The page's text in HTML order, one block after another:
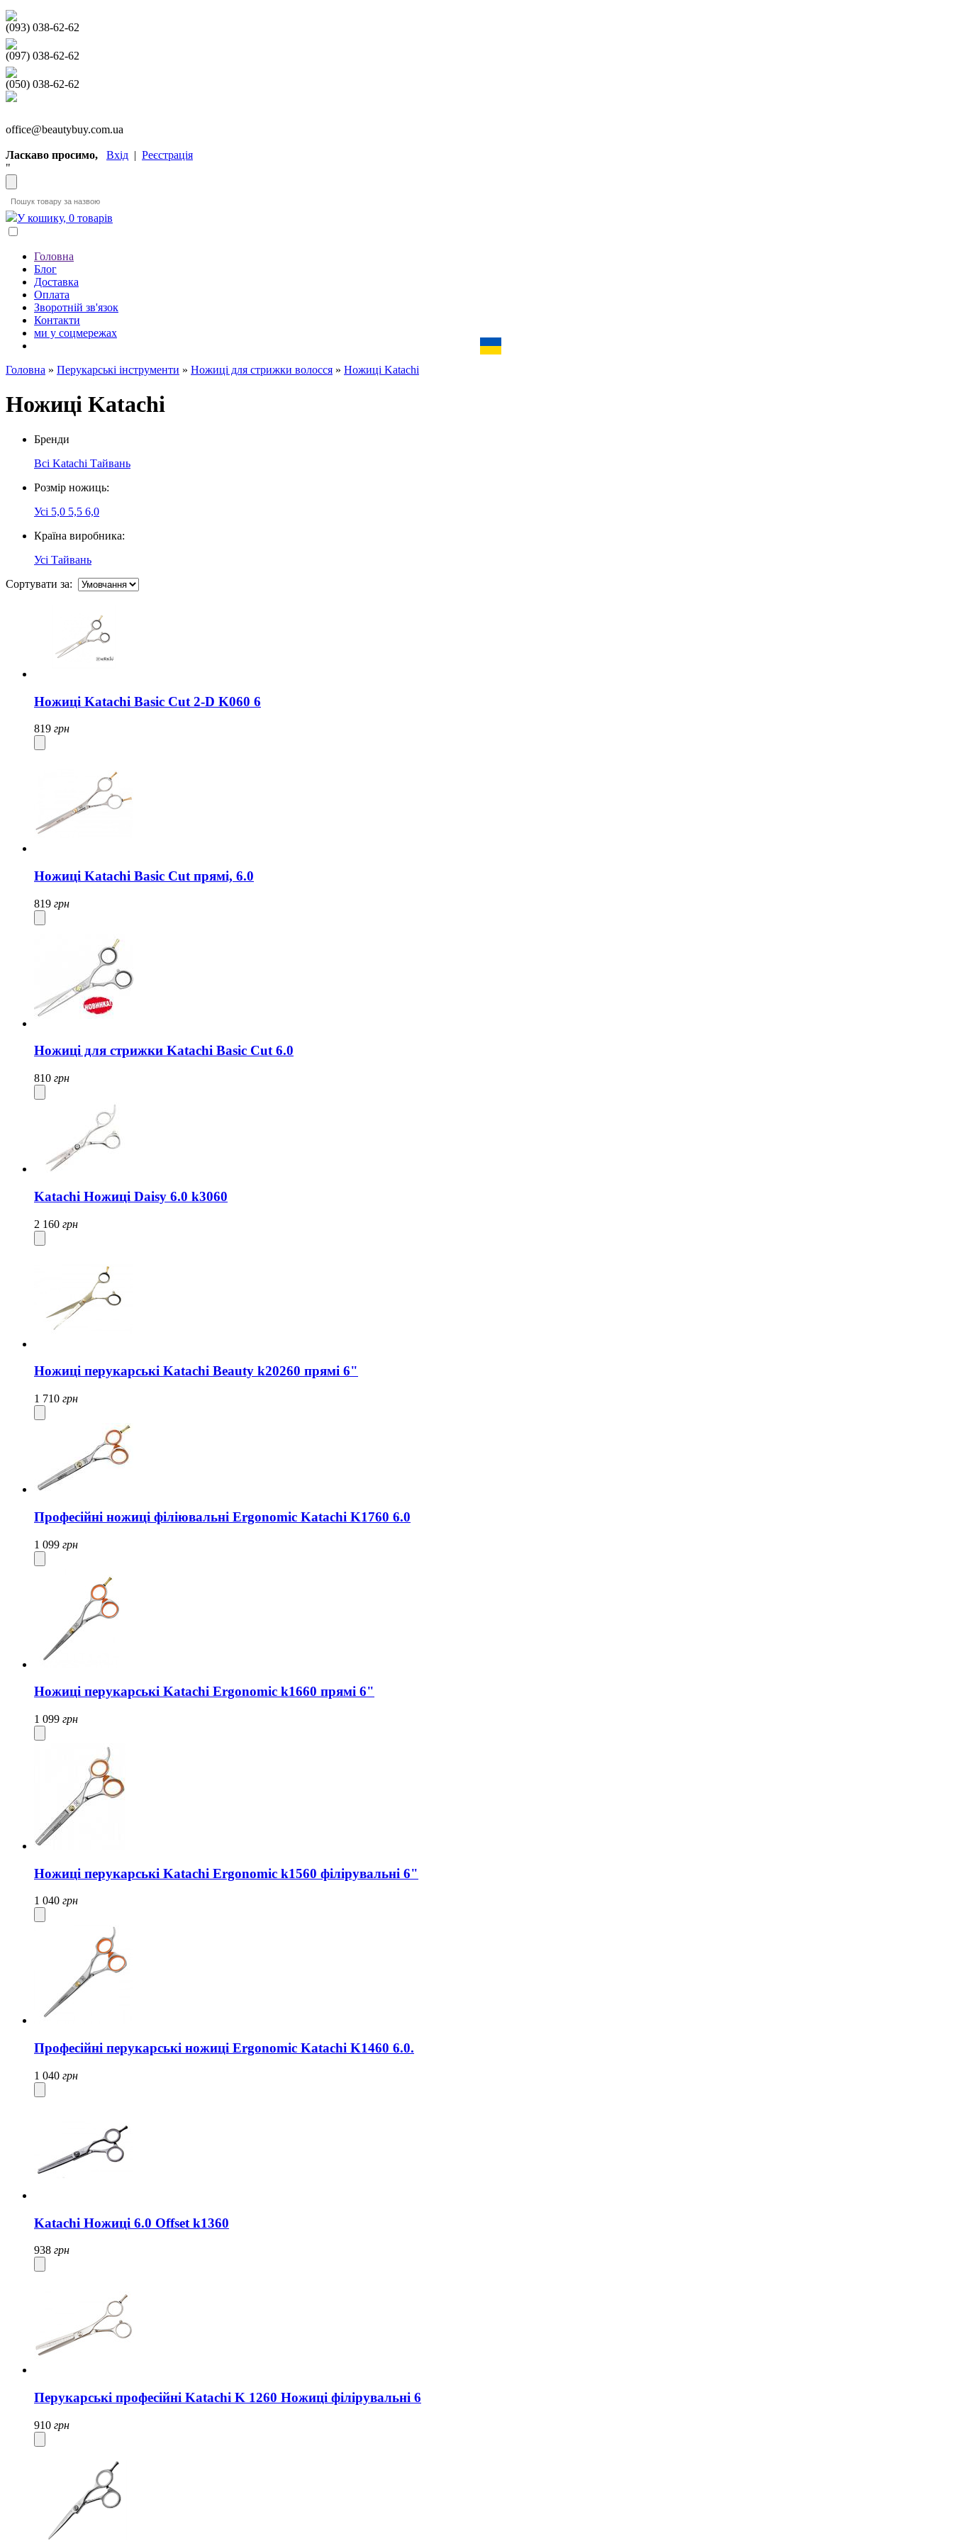
(093) 038-62-62
(097) 038-62-62
(050) 038-62-62
office@beautybuy.com.ua
Ласкаво просимо, Вхід | Реєстрація
"
У кошику, 0 товарів
Головна
Блог
Доставка
Оплата
Зворотній зв'язок
Контакти
ми у соцмережах
Головна » Перукарські інструменти » Ножиці для стрижки волосся » Ножиці Katachi
Ножиці Katachi
Бренди
Всі Katachi Тайвань
Розмір ножиць:
Усі 5,0 5,5 6,0
Країна виробника:
Усі Тайвань
Сортувати за:
Ножиці Katachi Basic Cut 2-D K060 6
819 грн
Ножиці Katachi Basic Cut прямі, 6.0
819 грн
Ножиці для стрижки Katachi Basic Cut 6.0
810 грн
Katachi Ножиці Daisy 6.0 k3060
2 160 грн
Ножиці перукарські Katachi Beauty k20260 прямі 6"
1 710 грн
Професійні ножиці філіювальні Ergonomic Katachi K1760 6.0
1 099 грн
Ножиці перукарські Katachi Ergonomic k1660 прямі 6"
1 099 грн
Ножиці перукарські Katachi Ergonomic k1560 філірувальні 6"
1 040 грн
Професійні перукарські ножиці Ergonomic Katachi K1460 6.0.
1 040 грн
Katachi Ножиці 6.0 Offset k1360
938 грн
Перукарські професійні Katachi K 1260 Ножиці філірувальні 6
910 грн